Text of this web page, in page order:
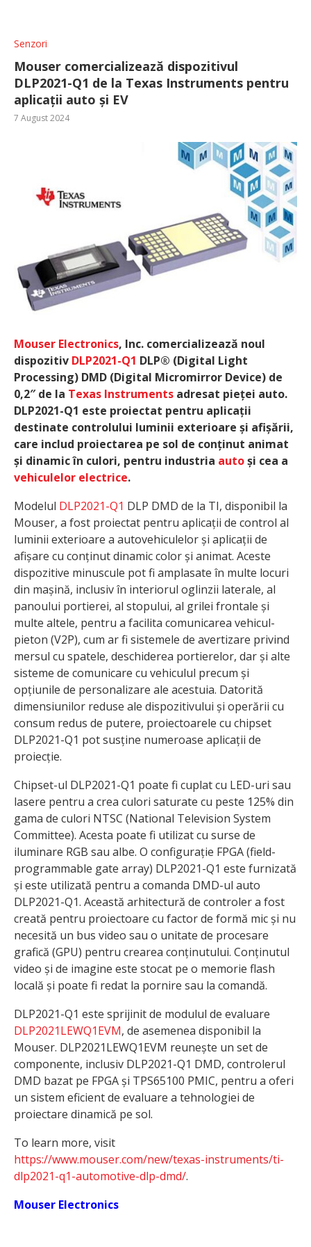
Senzori
Mouser comercializează dispozitivul
DLP2021-Q1 de la Texas Instruments pentru
aplicații auto și EV
7 August 2024
Mouser Electronics, Inc. comercializează noul
dispozitiv DLP2021-Q1 DLP® (Digital Light
Processing) DMD (Digital Micromirror Device) de
0,2″ de la Texas Instruments adresat pieței auto.
DLP2021-Q1 este proiectat pentru aplicații
destinate controlului luminii exterioare și afișării,
care includ proiectarea pe sol de conținut animat
și dinamic în culori, pentru industria autoși cea a
vehiculelor electrice.
Modelul DLP2021-Q1 DLP DMD de la TI, disponibil la
Mouser, a fost proiectat pentru aplicații de control al
luminii exterioare a autovehiculelor și aplicații de
afișare cu conținut dinamic color și animat. Aceste
dispozitive minuscule pot fi amplasate în multe locuri
din mașină, inclusiv în interiorul oglinzii laterale, al
panoului portierei, al stopului, al grilei frontale și
multe altele, pentru a facilita comunicarea vehicul-
pieton (V2P), cum ar fi sistemele de avertizare privind
mersul cu spatele, deschiderea portierelor, dar și alte
sisteme de comunicare cu vehiculul precum și
opțiunile de personalizare ale acestuia. Datorită
dimensiunilor reduse ale dispozitivului și operării cu
consum redus de putere, proiectoarele cu chipset
DLP2021-Q1 pot susține numeroase aplicații de
proiecție.
Chipset-ul DLP2021-Q1 poate fi cuplat cu LED-uri sau
lasere pentru a crea culori saturate cu peste 125% din
gama de culori NTSC (National Television System
Committee). Acesta poate fi utilizat cu surse de
iluminare RGB sau albe. O configurație FPGA (field-
programmable gate array) DLP2021-Q1 este furnizată
și este utilizată pentru a comanda DMD-ul auto
DLP2021-Q1. Această arhitectură de controler a fost
creată pentru proiectoare cu factor de formă mic și nu
necesită un bus video sau o unitate de procesare
grafică (GPU) pentru crearea conținutului. Conținutul
video și de imagine este stocat pe o memorie flash
locală și poate fi redat la pornire sau la comandă.
DLP2021-Q1 este sprijinit de modulul de evaluare
DLP2021LEWQ1EVM, de asemenea disponibil la
Mouser. DLP2021LEWQ1EVM reunește un set de
componente, inclusiv DLP2021-Q1 DMD, controlerul
DMD bazat pe FPGA și TPS65100 PMIC, pentru a oferi
un sistem eficient de evaluare a tehnologiei de
proiectare dinamică pe sol.
To learn more, visit
https://www.mouser.com/new/texas-instruments/ti-
dlp2021-q1-automotive-dlp-dmd/.
Mouser Electronics